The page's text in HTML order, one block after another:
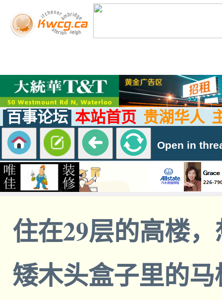
百事论坛 本站首页 贵湖华人
Open in
住在29层的高楼
矮木头盒子里的